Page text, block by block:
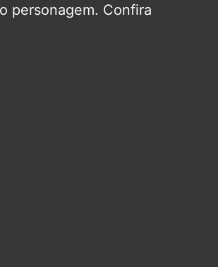
personagem. Confira